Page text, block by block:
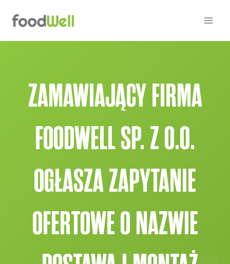
ZAMAWIAJĄCY FIRMA
FOODWELL SP. Z O.O.
OGŁASZA ZAPYTANIE
OFERTOWE O NAZWIE